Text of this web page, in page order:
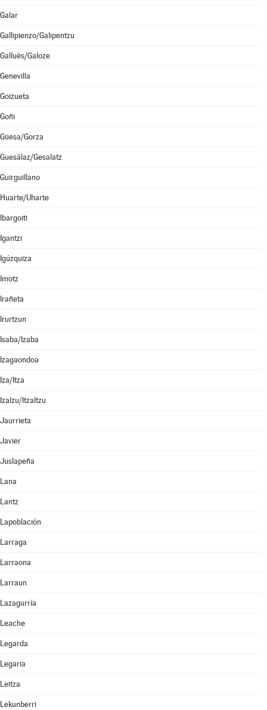
Galar
Gallipienzo/Galipentzu
Gallués/Galoze
Genevilla
Goizueta
Goñi
Güesa/Gorza
Guesálaz/Gesalatz
Guirguillano
Huarte/Uharte
Ibargoiti
Igantzi
Igúzquiza
Imotz
Irañeta
Irurtzun
Isaba/Izaba
Izagaondoa
Iza/Itza
Izalzu/Itzaltzu
Jaurrieta
Javier
Juslapeña
Lana
Lantz
Lapoblación
Larraga
Larraona
Larraun
Lazagurría
Leache
Legarda
Legaria
Leitza
Lekunberri